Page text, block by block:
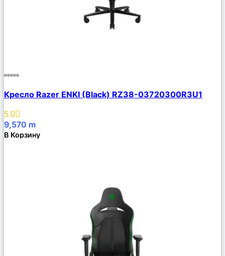
Описание
Избранное
Кресло Razer ENKI (Black) RZ38-03720300R3U1
5.0
9,570 m
В Корзину